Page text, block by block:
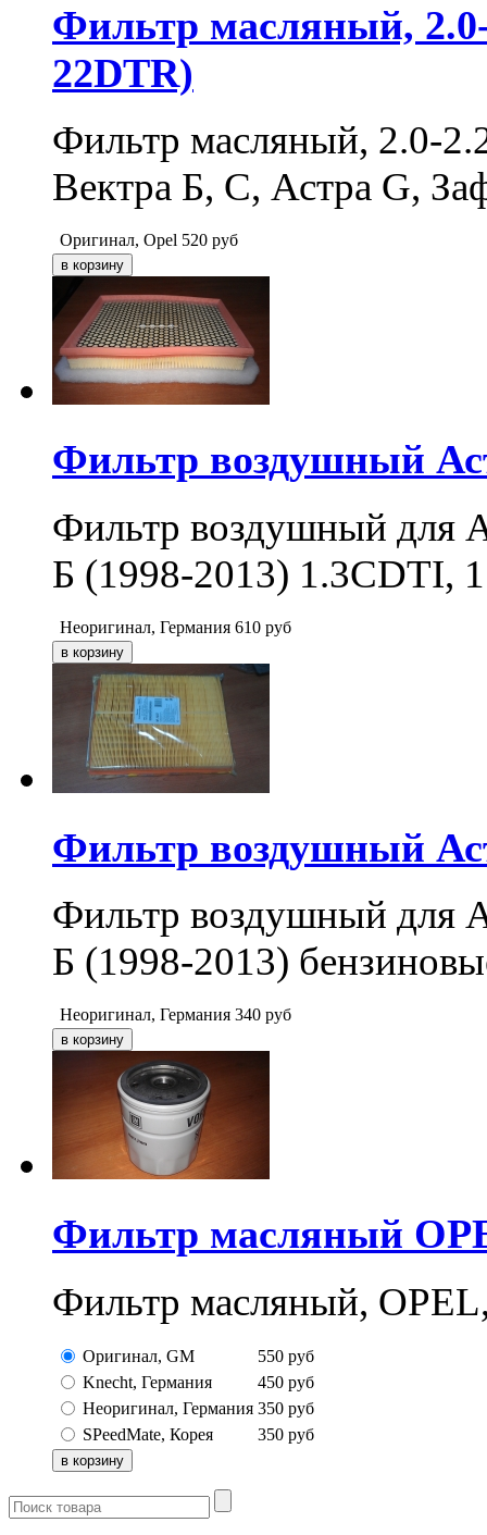
Фильтр масляный,
22DTR)
Фильтр масляный, 2.0-
Вектра Б, С, Астра G,
Оригинал, Opel 520 руб
Фильтр воздушный
Фильтр воздушный для
Б (1998-2013) 1.3CDTI,
Неоригинал, Германия 610 руб
Фильтр воздушный
Фильтр воздушный для
Б (1998-2013)
Неоригинал, Германия 340 руб
Фильтр масляный
Фильтр масляный,
Оригинал, GM 550 руб
Knecht, Германия
450 руб
Неоригинал, Германия 350 руб
SPeedMate, Корея
350 руб